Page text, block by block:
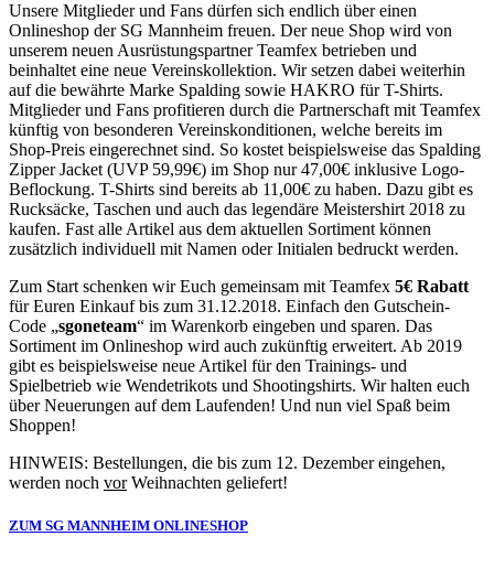
Unsere Mitglieder und Fans dürfen sich endlich über einen
Onlineshop der SG Mannheim freuen. Der neue Shop wird von
unserem neuen Ausrüstungspartner Teamfex betrieben und
beinhaltet eine neue Vereinskollektion. Wir setzen dabei weiterhin
auf die bewährte Marke Spalding sowie HAKRO für T-Shirts.
Mitglieder und Fans profitieren durch die Partnerschaft mit Teamfex
künftig von besonderen Vereinskonditionen, welche bereits im
Shop-Preis eingerechnet sind. So kostet beispielsweise das Spalding
Zipper Jacket (UVP 59,99€) im Shop nur 47,00€ inklusive Logo-
Beflockung. T-Shirts sind bereits ab 11,00€ zu haben. Dazu gibt es
Rucksäcke, Taschen und auch das legendäre Meistershirt 2018 zu
kaufen. Fast alle Artikel aus dem aktuellen Sortiment können
zusätzlich individuell mit Namen oder Initialen bedruckt werden.
Zum Start schenken wir Euch gemeinsam mit Teamfex 5€ Rabatt
für Euren Einkauf bis zum 31.12.2018. Einfach den Gutschein-
Code „sgoneteam“ im Warenkorb eingeben und sparen. Das
Sortiment im Onlineshop wird auch zukünftig erweitert. Ab 2019
gibt es beispielsweise neue Artikel für den Trainings- und
Spielbetrieb wie Wendetrikots und Shootingshirts. Wir halten euch
über Neuerungen auf dem Laufenden! Und nun viel Spaß beim
Shoppen!
HINWEIS: Bestellungen, die bis zum 12. Dezember eingehen,
werden noch vorWeihnachten geliefert!
ZUM SG MANNHEIM ONLINESHOP